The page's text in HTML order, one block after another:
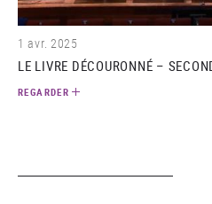
1 avr. 2025
LE LIVRE DÉCOURONNÉ –
REGARDER